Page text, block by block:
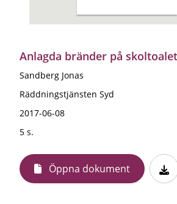
Anlagda bränder på
Sandberg Jonas
Räddningstjänsten Syd
2017-06-08
5 s.
Öppna dokument